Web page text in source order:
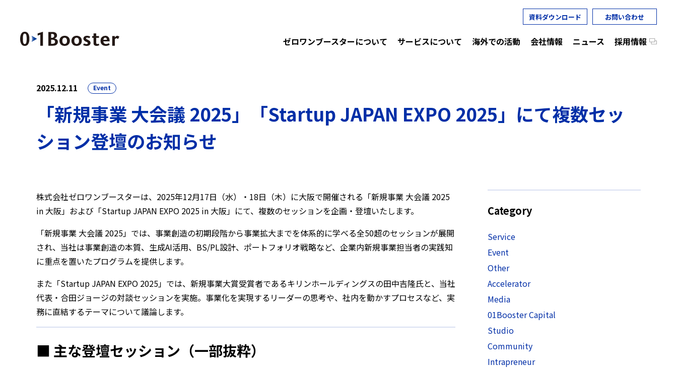
資料ダウンロード お問い合わせ
ゼロワンブースターについて サービスについて 海外での活動 会社情報 ニュース 採用情報
2025.12.11 Event
「新規事業 大会議 2025」「Startup JAPAN EXPO 2025」にて複数セッ
ション登壇のお知らせ
株式会社ゼロワンブースターは、2025年12月17日（水）・18日（木）に大阪で開催される「新規事業 大会議 2025
in 大阪」および「Startup JAPAN EXPO 2025 in 大阪」にて、複数のセッションを企画・登壇いたします。
「新規事業 大会議 2025」では、事業創造の初期段階から事業拡大までを体系的に学べる全50超のセッションが展開
され、当社は事業創造の本質、生成AI活用、BS/PL設計、ポートフォリオ戦略など、企業内新規事業担当者の実践知
に重点を置いたプログラムを提供します。
また「Startup JAPAN EXPO 2025」では、新規事業大賞受賞者であるキリンホールディングスの田中吉隆氏と、当社
代表・合田ジョージの対談セッションを実施。事業化を実現するリーダーの思考や、社内を動かすプロセスなど、実
務に直結するテーマについて議論します。
■ 主な登壇セッション（一部抜粋）
Category
Service
Event
Other
Accelerator
Media
01Booster Capital
Studio
Community
Intrapreneur